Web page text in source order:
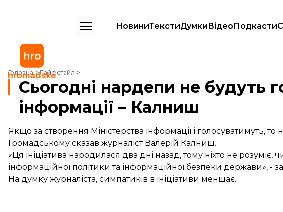
НовиниТекстиДумкиВідеоПодкасти
Головна Лайфстайл
Сьогодні нардепи не будуть голосувати за Міністерство інформації – Калниш
Сьогодні нардепи не будуть
інформації – Калниш
Якщо за створення Міністерства інформації і голосуватимуть,
Громадському сказав журналіст Валерій Калниш.
«Ця ініціатива народилася два дні назад, тому ніхто не розуміє,
інформаційної політики та інформаційної безпеки держави», -
На думку журналіста, симпатиків в ініціативи меншає.